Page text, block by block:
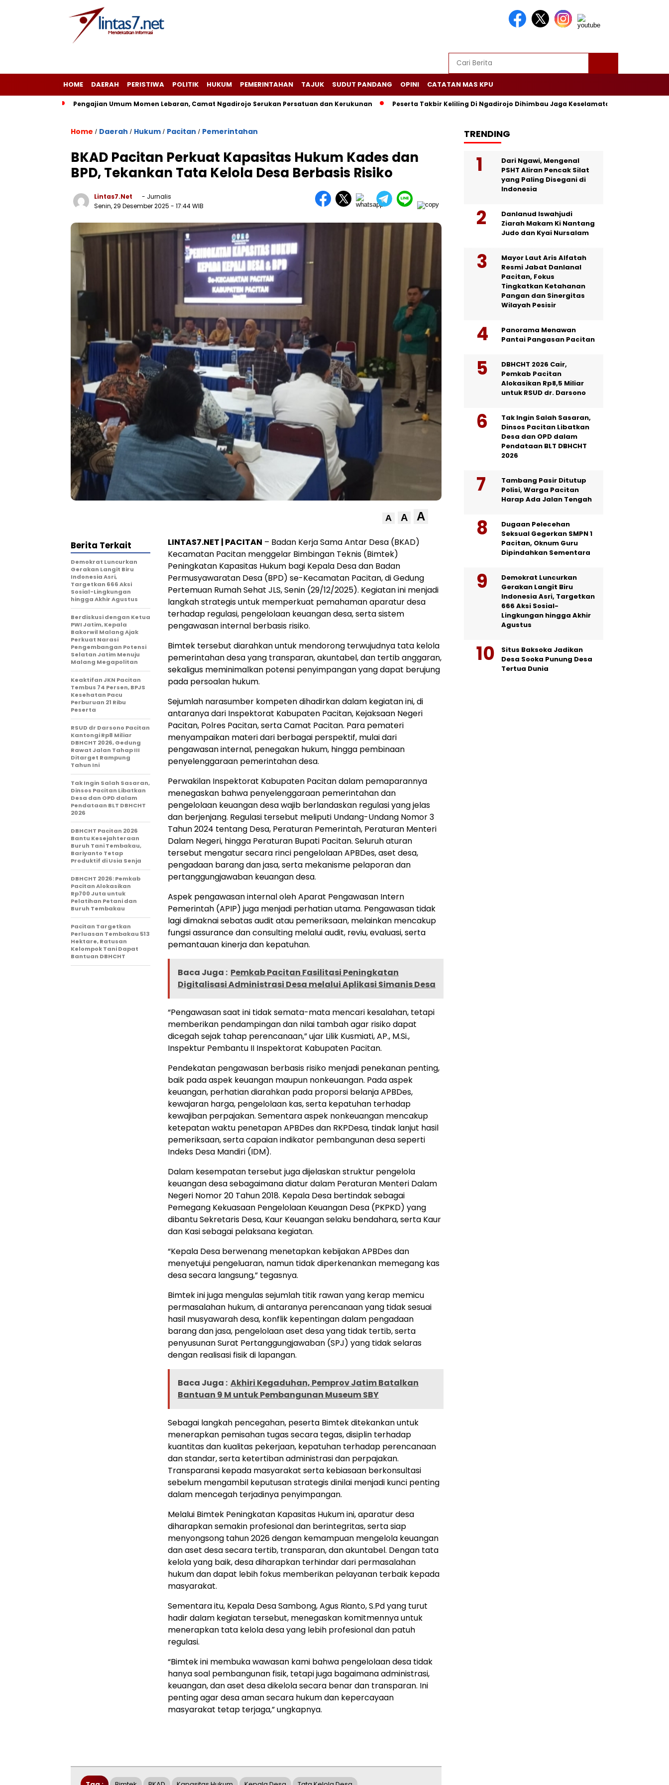
HOME DAERAH PERISTIWA POLITIK HUKUM PEMERINTAHAN TAJUK SUDUT PANDANG OPINI CATATAN MAS KPU
Pengajian Umum Momen Lebaran, Camat Ngadirojo Serukan Persatuan dan Kerukunan Peserta Takbir Keliling Di Ngadirojo Dihimbau Jaga Keselamatan dan Ketertiban
Home / Daerah / Hukum / Pacitan / Pemerintahan
BKAD Pacitan Perkuat Kapasitas Hukum Kades dan
BPD, Tekankan Tata Kelola Desa Berbasis Risiko
Lintas7.net
- Jurnalis
Senin, 29 Desember 2025 - 17:44 WIB
A A A
LINTAS7.NET | PACITAN – Badan Kerja Sama Antar Desa (BKAD)
Kecamatan Pacitan menggelar Bimbingan Teknis (Bimtek)
Peningkatan Kapasitas Hukum bagi Kepala Desa dan Badan
Permusyawaratan Desa (BPD) se-Kecamatan Pacitan, di Gedung
Pertemuan Rumah Sehat JLS, Senin (29/12/2025). Kegiatan ini menjadi
langkah strategis untuk memperkuat pemahaman aparatur desa
terhadap regulasi, pengelolaan keuangan desa, serta sistem
pengawasan internal berbasis risiko.
Bimtek tersebut diarahkan untuk mendorong terwujudnya tata kelola
pemerintahan desa yang transparan, akuntabel, dan tertib anggaran,
sekaligus meminimalkan potensi penyimpangan yang dapat berujung
pada persoalan hukum.
Sejumlah narasumber kompeten dihadirkan dalam kegiatan ini, di
antaranya dari Inspektorat Kabupaten Pacitan, Kejaksaan Negeri
Pacitan, Polres Pacitan, serta Camat Pacitan. Para pemateri
menyampaikan materi dari berbagai perspektif, mulai dari
pengawasan internal, penegakan hukum, hingga pembinaan
penyelenggaraan pemerintahan desa.
Perwakilan Inspektorat Kabupaten Pacitan dalam pemaparannya
menegaskan bahwa penyelenggaraan pemerintahan dan
pengelolaan keuangan desa wajib berlandaskan regulasi yang jelas
dan berjenjang. Regulasi tersebut meliputi Undang-Undang Nomor 3
Tahun 2024 tentang Desa, Peraturan Pemerintah, Peraturan Menteri
Dalam Negeri, hingga Peraturan Bupati Pacitan. Seluruh aturan
tersebut mengatur secara rinci pengelolaan APBDes, aset desa,
pengadaan barang dan jasa, serta mekanisme pelaporan dan
pertanggungjawaban keuangan desa.
Aspek pengawasan internal oleh Aparat Pengawasan Intern
Pemerintah (APIP) juga menjadi perhatian utama. Pengawasan tidak
lagi dimaknai sebatas audit atau pemeriksaan, melainkan mencakup
fungsi assurance dan consulting melalui audit, reviu, evaluasi, serta
pemantauan kinerja dan kepatuhan.
Baca Juga : Pemkab Pacitan Fasilitasi Peningkatan
Digitalisasi Administrasi Desa melalui Aplikasi Simanis Desa
“Pengawasan saat ini tidak semata-mata mencari kesalahan, tetapi
memberikan pendampingan dan nilai tambah agar risiko dapat
dicegah sejak tahap perencanaan,” ujar Lilik Kusmiati, AP., M.Si.,
Inspektur Pembantu II Inspektorat Kabupaten Pacitan.
Pendekatan pengawasan berbasis risiko menjadi penekanan penting,
baik pada aspek keuangan maupun nonkeuangan. Pada aspek
keuangan, perhatian diarahkan pada proporsi belanja APBDes,
kewajaran harga, pengelolaan kas, serta kepatuhan terhadap
kewajiban perpajakan. Sementara aspek nonkeuangan mencakup
ketepatan waktu penetapan APBDes dan RKPDesa, tindak lanjut hasil
pemeriksaan, serta capaian indikator pembangunan desa seperti
Indeks Desa Mandiri (IDM).
Dalam kesempatan tersebut juga dijelaskan struktur pengelola
keuangan desa sebagaimana diatur dalam Peraturan Menteri Dalam
Negeri Nomor 20 Tahun 2018. Kepala Desa bertindak sebagai
Pemegang Kekuasaan Pengelolaan Keuangan Desa (PKPKD) yang
dibantu Sekretaris Desa, Kaur Keuangan selaku bendahara, serta Kaur
dan Kasi sebagai pelaksana kegiatan.
“Kepala Desa berwenang menetapkan kebijakan APBDes dan
menyetujui pengeluaran, namun tidak diperkenankan memegang kas
desa secara langsung,” tegasnya.
Bimtek ini juga mengulas sejumlah titik rawan yang kerap memicu
permasalahan hukum, di antaranya perencanaan yang tidak sesuai
hasil musyawarah desa, konflik kepentingan dalam pengadaan
barang dan jasa, pengelolaan aset desa yang tidak tertib, serta
penyusunan Surat Pertanggungjawaban (SPJ) yang tidak selaras
dengan realisasi fisik di lapangan.
Baca Juga : Akhiri Kegaduhan, Pemprov Jatim Batalkan
Bantuan 9 M untuk Pembangunan Museum SBY
Sebagai langkah pencegahan, peserta Bimtek ditekankan untuk
menerapkan pemisahan tugas secara tegas, disiplin terhadap
kuantitas dan kualitas pekerjaan, kepatuhan terhadap perencanaan
dan standar, serta ketertiban administrasi dan perpajakan.
Transparansi kepada masyarakat serta kebiasaan berkonsultasi
sebelum mengambil keputusan strategis dinilai menjadi kunci penting
dalam mencegah terjadinya penyimpangan.
Melalui Bimtek Peningkatan Kapasitas Hukum ini, aparatur desa
diharapkan semakin profesional dan berintegritas, serta siap
menyongsong tahun 2026 dengan kemampuan mengelola keuangan
dan aset desa secara tertib, transparan, dan akuntabel. Dengan tata
kelola yang baik, desa diharapkan terhindar dari permasalahan
hukum dan dapat lebih fokus memberikan pelayanan terbaik kepada
masyarakat.
Sementara itu, Kepala Desa Sambong, Agus Rianto, S.Pd yang turut
hadir dalam kegiatan tersebut, menegaskan komitmennya untuk
menerapkan tata kelola desa yang lebih profesional dan patuh
regulasi.
“Bimtek ini membuka wawasan kami bahwa pengelolaan desa tidak
hanya soal pembangunan fisik, tetapi juga bagaimana administrasi,
keuangan, dan aset desa dikelola secara benar dan transparan. Ini
penting agar desa aman secara hukum dan kepercayaan
masyarakat tetap terjaga,” ungkapnya.
Berita Terkait
Demokrat Luncurkan
Gerakan Langit Biru
Indonesia Asri,
Targetkan 666 Aksi
Sosial-Lingkungan
hingga Akhir Agustus
Berdiskusi dengan Ketua
PWI Jatim, Kepala
Bakorwil Malang Ajak
Perkuat Narasi
Pengembangan Potensi
Selatan Jatim Menuju
Malang Megapolitan
Keaktifan JKN Pacitan
Tembus 74 Persen, BPJS
Kesehatan Pacu
Perburuan 21 Ribu
Peserta
RSUD dr Darsono Pacitan
Kantongi Rp8 Miliar
DBHCHT 2026, Gedung
Rawat Jalan Tahap III
Ditarget Rampung
Tahun Ini
Tak Ingin Salah Sasaran,
Dinsos Pacitan Libatkan
Desa dan OPD dalam
Pendataan BLT DBHCHT
2026
DBHCHT Pacitan 2026
Bantu Kesejahteraan
Buruh Tani Tembakau,
Bariyanto Tetap
Produktif di Usia Senja
DBHCHT 2026: Pemkab
Pacitan Alokasikan
Rp700 Juta untuk
Pelatihan Petani dan
Buruh Tembakau
Pacitan Targetkan
Perluasan Tembakau 513
Hektare, Ratusan
Kelompok Tani Dapat
Bantuan DBHCHT
TRENDING
Dari Ngawi, Mengenal
PSHT Aliran Pencak Silat
yang Paling Disegani di
Indonesia
Danlanud Iswahjudi
Ziarah Makam Ki Nantang
Judo dan Kyai Nursalam
Mayor Laut Aris Alfatah
Resmi Jabat Danlanal
Pacitan, Fokus
Tingkatkan Ketahanan
Pangan dan Sinergitas
Wilayah Pesisir
Panorama Menawan
Pantai Pangasan Pacitan
DBHCHT 2026 Cair,
Pemkab Pacitan
Alokasikan Rp8,5 Miliar
untuk RSUD dr. Darsono
Tak Ingin Salah Sasaran,
Dinsos Pacitan Libatkan
Desa dan OPD dalam
Pendataan BLT DBHCHT
2026
Tambang Pasir Ditutup
Polisi, Warga Pacitan
Harap Ada Jalan Tengah
Dugaan Pelecehan
Seksual Gegerkan SMPN 1
Pacitan, Oknum Guru
Dipindahkan Sementara
Demokrat Luncurkan
Gerakan Langit Biru
Indonesia Asri, Targetkan
666 Aksi Sosial-
Lingkungan hingga Akhir
Agustus
Situs Baksoka Jadikan
Desa Sooka Punung Desa
Tertua Dunia